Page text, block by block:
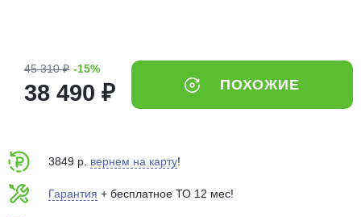
45 310 ₽ -15%
38 490 ₽ ПОХОЖИЕ
3849 р. вернем на карту!
Гарантия + бесплатное ТО 12 мес!
выбранный способом
75% будут